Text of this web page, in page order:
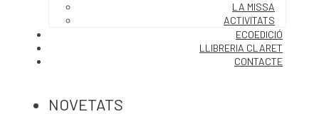
LA MISSA
ACTIVITATS
ECOEDICIÓ
LLIBRERIA CLARET
CONTACTE
NOVETATS